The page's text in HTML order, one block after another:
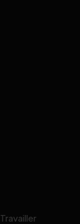
Travailler